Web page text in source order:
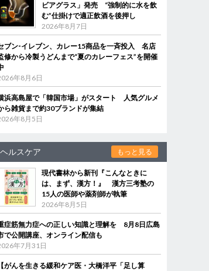
ビアグラス」発売 “強制的に水を飲
む”仕掛けで適正飲酒を後押し
2026年8月7日
ブン‐イレブン、カレー15商品を一斉投入 名店
修から冷製うどんまで“夏のカレーフェス”を開催
年8月6日
浜高島屋で「韓国市場」がスタート 人気グルメ
ら雑貨まで約30ブランドが集結
年8月5日
ヘルスケア もっと見る
現代書林から新刊『こんなときに
は、まず、漢方！』 漢方三考塾の
15人の医師や薬剤師が執筆
2026年8月5日
症筋無力症への正しい知識と理解を 8月8日広島
で公開講座、オンライン配信も
年7月31日
【がんを生きる緩和ケア医・大橋洋平「足し算